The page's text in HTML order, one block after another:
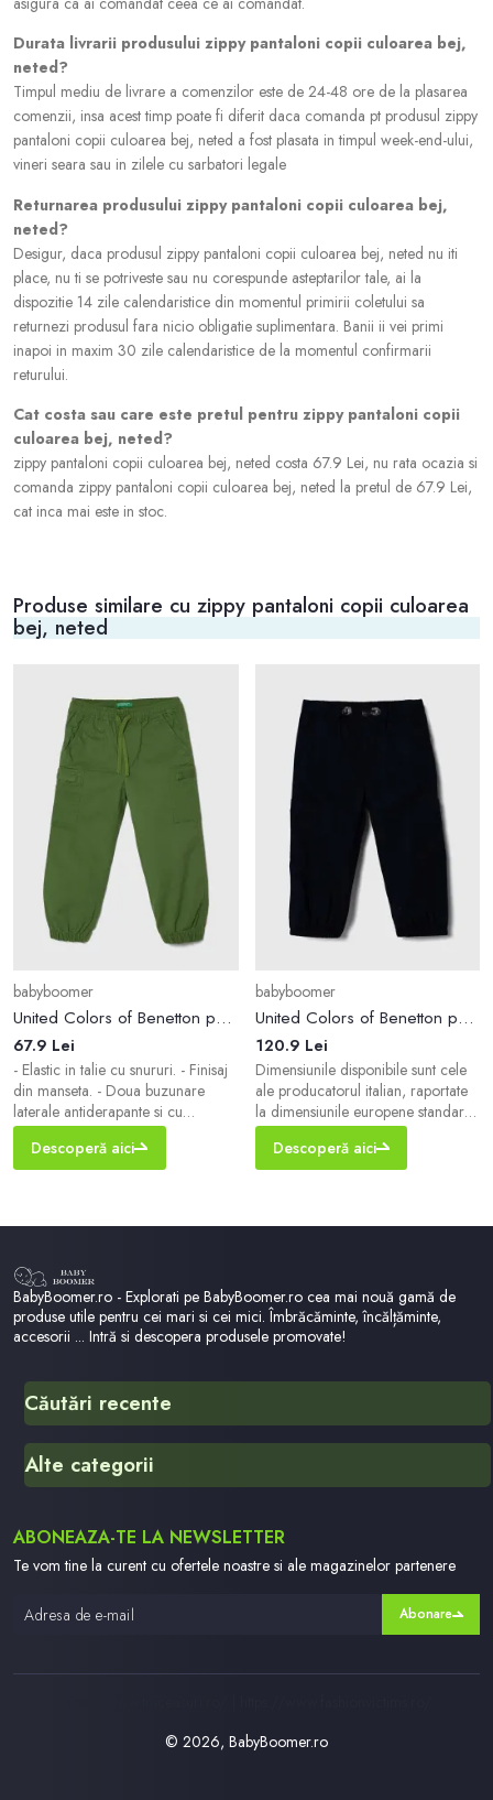
Durata livrarii produsului zippy pantaloni copii culoarea bej,
neted?
Timpul mediu de livrare a comenzilor este de 24-48 ore de la plasarea
comenzii, insa acest timp poate fi diferit daca comanda pt produsul zippy
pantaloni copii culoarea bej, neted a fost plasata in timpul week-end-ului,
vineri seara sau in zilele cu sarbatori legale
Returnarea produsului zippy pantaloni copii culoarea bej,
neted?
Desigur, daca produsul zippy pantaloni copii culoarea bej, neted nu iti
place, nu ti se potriveste sau nu corespunde asteptarilor tale, ai la
dispozitie 14 zile calendaristice din momentul primirii coletului sa
returnezi produsul fara nicio obligatie suplimentara. Banii ii vei primi
inapoi in maxim 30 zile calendaristice de la momentul confirmarii
returului.
Cat costa sau care este pretul pentru zippy pantaloni copii
culoarea bej, neted?
zippy pantaloni copii culoarea bej, neted costa 67.9 Lei, nu rata ocazia si
comanda zippy pantaloni copii culoarea bej, neted la pretul de 67.9 Lei,
cat inca mai este in stoc.
Produse similare cu zippy pantaloni copii culoarea
bej, neted
babyboomer
United Colors of Benetton pantaloni copii culoarea verde, neted
67.9 Lei
- Elastic in talie cu snururi. - Finisaj
din manseta. - Doua buzunare
laterale antiderapante si cu
fermoar. - Latimea in talie: 25 cm. -
Latimea in solduri: 33 cm. -
Inaltimea taliei: 20 cm. - Latimea in
Descoperă aici
babyboomer
United Colors of Benetton pantaloni copii culoarea albastru marin, neted
120.9 Lei
Dimensiunile disponibile sunt cele
ale producatorul italian, raportate
la dimensiunile europene standard.
Marimea comandata poate diferi
fata de cea inscriptionata pe
eticheta (IT 38 / XXS = EU XS).
Descoperă aici
BabyBoomer.ro - Explorati pe BabyBoomer.ro cea mai nouă gamă de
produse utile pentru cei mari si cei mici. Îmbrăcăminte, încălțăminte,
accesorii ... Intră si descopera produsele promovate!
Căutări recente
Stella
Ujyo 39 Hmxmzkqjrccg
Jacheta Black Friday
Dtsfdgsfgs
Dummy
Hu569ap015
Alte categorii
ABONEAZA-TE LA NEWSLETTER
Te vom tine la curent cu ofertele noastre si ale magazinelor partenere
Abonare
© 2026, BabyBoomer.ro